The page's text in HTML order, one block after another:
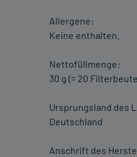
Allergene:
Keine enthalten.
Nettofüllmenge:
30 g (= 20
Ursprungsland des
Deutschland
Anschrift des